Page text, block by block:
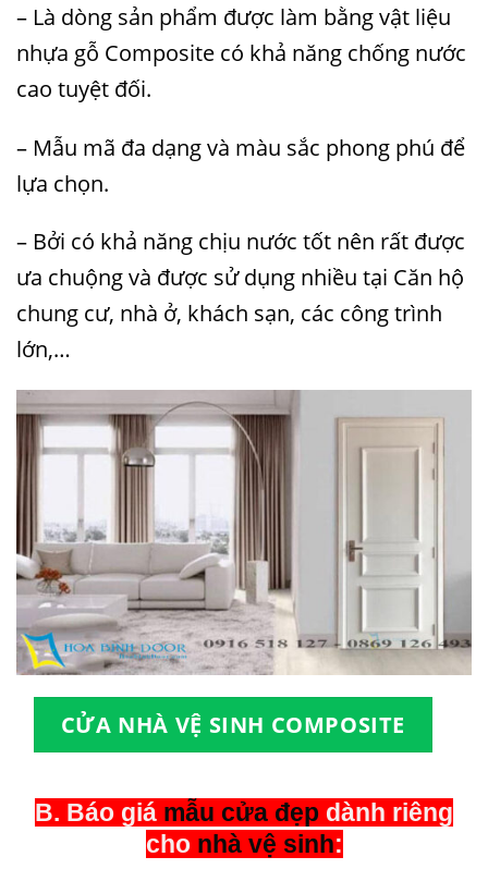
– Là dòng sản phẩm được làm bằng vật liệu
nhựa gỗ Composite có khả năng chống nước
cao tuyệt đối.
– Mẫu mã đa dạng và màu sắc phong phú để
lựa chọn.
– Bởi có khả năng chịu nước tốt nên rất được
ưa chuộng và được sử dụng nhiều tại Căn hộ
chung cư, nhà ở, khách sạn, các công trình
lớn,…
CỬA NHÀ VỆ SINH COMPOSITE
B. Báo giá mẫu cửa đẹp dành riêng
cho nhà vệ sinh: